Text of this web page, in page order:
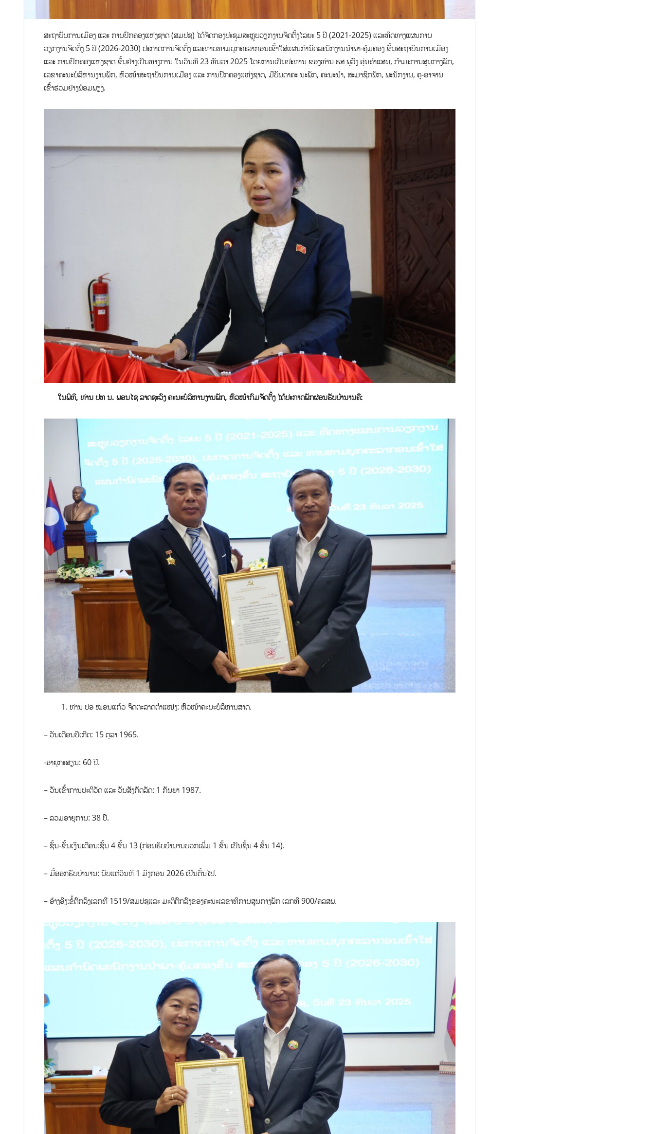
ສະຖາບັນການເມືອງ ແລະ ການປົກຄອງແຫ່ງຊາດ (ສມປຊ) ໄດ້ຈັດກອງປະຊຸມສະຫຼຸບວຽກງານຈັດຕັ້ງໄລຍະ 5 ປີ (2021-2025) ແລະທິດທາງແຜນການ
ວຽກງານຈັດຕັ້ງ 5 ປີ (2026-2030) ປະກາດການຈັດຕັ້ງ ແລະທາບທາມບຸກຄະລາກອນເຂົ້າໃສ່ແຜນກໍານົດພະນັກງານນໍາພາ-ຄຸ້ມຄອງ ຂັ້ນສະຖາບັນການເມືອງ
ແລະ ການປົກຄອງແຫ່ງຊາດ ຂຶ້ນຢ່າງເປັນທາງການ ໃນວັນທີ 23 ທັນວາ 2025 ໂດຍການເປັນປະທານ ຂອງທ່ານ ຮສ ພູວົງ ອຸ່ນຄຳແສນ, ກໍາມະການສູນກາງພັກ,
ເລຂາຄະນະບໍລິຫານງານພັກ, ຫົວໜ້າສະຖາບັນການເມືອງ ແລະ ການປົກຄອງແຫ່ງຊາດ, ມີບັນດາຄະ ນະພັກ, ຄະນະນໍາ, ສະມາຊິກພັກ, ພະນັກງານ, ຄູ-ອາຈານ
ເຂົ້າຮ່ວມຢ່າງພ້ອມພຽງ.
ໃນພິທີ, ທ່ານ ປທ ນ. ພອນໄຊ ລາດຊະວົງ ຄະນະບໍລິຫານງານພັກ, ຫົວໜ້າກົມຈັດຕັ້ງ ໄດ້ປະກາດພັກຜ່ອນຮັບບຳນານຄື:
1. ທ່ານ ປອ ໝອນແກ້ວ ຈິດຕະລາດຕຳແໜ່ງ: ຫົວໜ້າຄະນະບໍລິຫານສາດ.
– ວັນເດືອນປີເກີດ: 15 ຕຸລາ 1965.
-ອາຍຸກະສຽນ: 60 ປີ.
– ວັນເຂົ້າການປະຕິວັດ ແລະ ວັນສັງກັດລັດ: 1 ກັນຍາ 1987.
– ລວມອາຍຸການ: 38 ປີ.
– ຊັ້ນ-ຂັ້ນເງິນເດືອນ:ຊັ້ນ 4 ຂັ້ນ 13 (ກ່ອນຮັບບຳນານບວກເພີ່ມ 1 ຂັ້ນ ເປັນຊັ້ນ 4 ຂັ້ນ 14).
– ມື້ອອກຮັບບຳນານ: ນັບແຕ່ວັນທີ 1 ມັງກອນ 2026 ເປັນຕົ້ນໄປ.
– ອ້າງອີງ:ຂໍ້ຕົກລົງເລກທີ 1519/ສມປຊແລະ ມະຕິຕົກລົງຂອງຄະນະເລຂາທິການສູນກາງພັກ ເລກທີ 900/ຄລສພ.